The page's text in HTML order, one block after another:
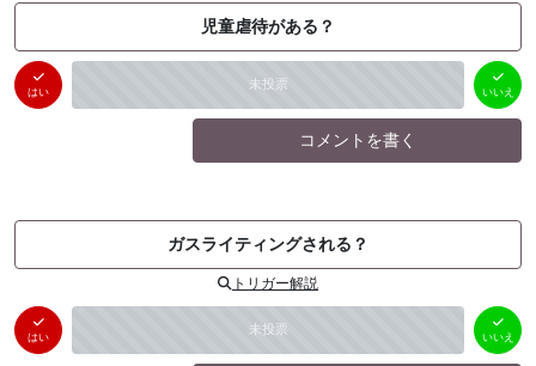
児童虐待がある？
はい 未投票
いいえ
（ 0件）
いいえ
コメントを書く
ガスライティングされる？
トリガー解説
はい 未投票
いいえ
（ 0件）
いいえ